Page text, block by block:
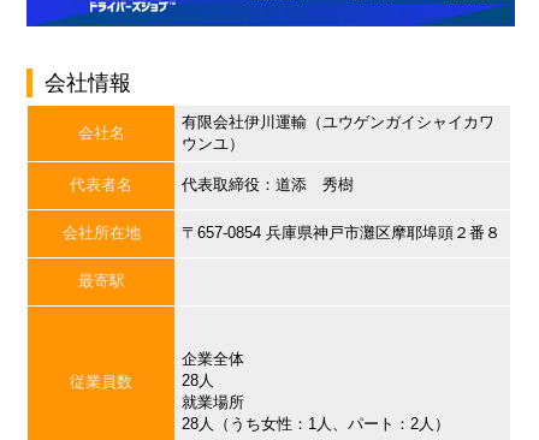
会社情報
会社名
有限会社伊川運輸（ユウゲンガイシャイカワ
ウンユ）
代表者名 代表取締役：道添 秀樹
会社所在地 〒657-0854 兵庫県神戸市灘区摩耶埠頭２番８
最寄駅
従業員数
企業全体
28人
就業場所
28人（うち女性：1人、パート：2人）